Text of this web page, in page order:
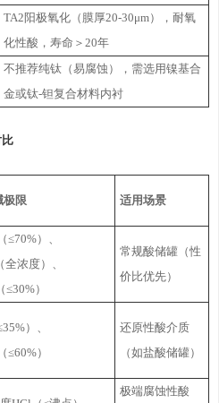
TA2阳极氧化（膜厚20-30μm），耐氧
化性酸，寿命＞20年
不推荐纯钛（易腐蚀），需选用镍基合
金或钛-钽复合材料内衬
极限 适用场景
≤70%）、
全浓度）、
≤30%）
常规酸储罐（性
价比优先）
）、
≤60%）
还原性酸介质
（如盐酸储罐）
极端腐蚀性酸